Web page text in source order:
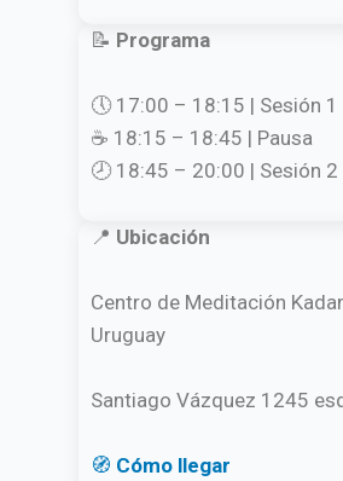
📝 Programa
🕔 17:00 – 18:15 | Sesión 1
☕ 18:15 – 18:45 | Pausa
🕗 18:45 – 20:00 | Sesión 2
📍 Ubicación
Centro de Meditación
Uruguay
Santiago Vázquez 1245
🧭 Cómo llegar